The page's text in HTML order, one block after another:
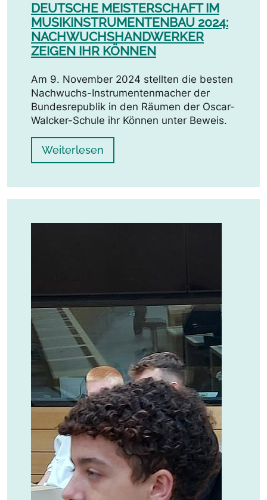
DEUTSCHE MEISTERSCHAFT IM
MUSIKINSTRUMENTENBAU 2024:
NACHWUCHSHANDWERKER
ZEIGEN IHR KÖNNEN
Am 9. November 2024 stellten die besten
Nachwuchs-Instrumentenmacher der
Bundesrepublik in den Räumen der Oscar-
Walcker-Schule ihr Können unter Beweis.
Weiterlesen